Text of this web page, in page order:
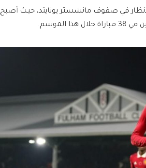
غارناتشو، البالغ من العمر 19 عامًا، الأنظار في صفوف مانشستر يونايتد، حيث أصبح